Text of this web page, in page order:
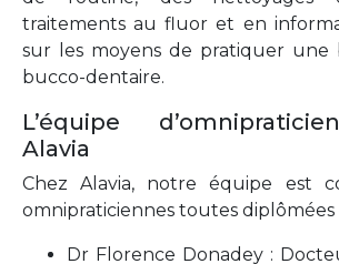
traitements au fluor et en
sur les moyens de pratiquer une
bucco-dentaire.
L’équipe
Alavia
Chez Alavia, notre équipe est
omnipraticiennes toutes diplômées
Dr Florence Donadey :